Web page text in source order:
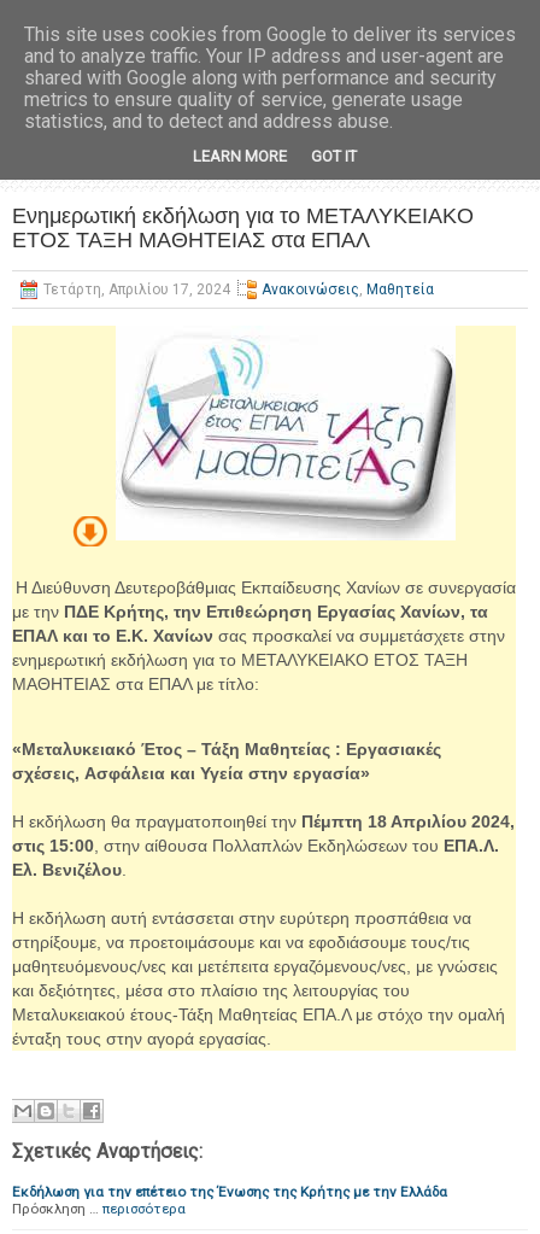
Eνημερωτική εκδήλωση για το ΜΕΤΑΛΥΚΕΙΑΚO
EΤΟΣ ΤΑΞΗ ΜΑΘΗΤΕΙΑΣ στα ΕΠΑΛ
Τετάρτη, Απριλίου 17, 2024 Ανακοινώσεις, Μαθητεία
Η Διεύθυνση Δευτεροβάθμιας Εκπαίδευσης Χανίων σε συνεργασία
με την ΠΔΕ Κρήτης, την Επιθεώρηση Εργασίας Χανίων, τα
ΕΠΑΛ και το Ε.Κ. Χανίων σας προσκαλεί να συμμετάσχετε στην
ενημερωτική εκδήλωση για το ΜΕΤΑΛΥΚΕΙΑΚO EΤΟΣ ΤΑΞΗ
ΜΑΘΗΤΕΙΑΣ στα ΕΠΑΛ με τίτλο:
«Μεταλυκειακό Έτος – Τάξη Μαθητείας : Εργασιακές
σχέσεις, Ασφάλεια και Υγεία στην εργασία»
Η εκδήλωση θα πραγματοποιηθεί την Πέμπτη 18 Απριλίου 2024,
στις 15:00 , στην αίθουσα Πολλαπλών Εκδηλώσεων του ΕΠΑ.Λ.
Ελ. Βενιζέλου
Η εκδήλωση αυτή εντάσσεται στην ευρύτερη προσπάθεια να
στηρίξουμε, να προετοιμάσουμε και να εφοδιάσουμε τους/τις
μαθητευόμενους/νες και μετέπειτα εργαζόμενους/νες, με γνώσεις
και δεξιότητες, μέσα στο πλαίσιο της λειτουργίας του
Μεταλυκειακού έτους-Τάξη Μαθητείας ΕΠΑ.Λ με στόχο την ομαλή
ένταξη τους στην αγορά εργασίας.
Σχετικές Αναρτήσεις:
Εκδήλωση για την επέτειο της Ένωσης της Κρήτης με την Ελλάδα
Πρόσκληση … περισσότερα
This site uses cookies from Google to deliver its services
and to analyze traffic. Your IP address and user-agent are
shared with Google along with performance and security
metrics to ensure quality of service, generate usage
statistics, and to detect and address abuse.
LEARN MORE GOT IT